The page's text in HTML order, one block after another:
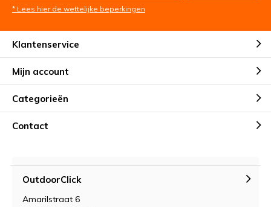
* Lees hier de wettelijke beperkingen
Klantenservice
Mijn account
Categorieën
Contact
OutdoorClick
Amarilstraat 6